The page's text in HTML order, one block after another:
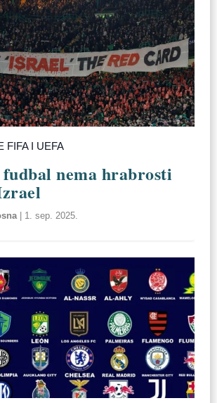
FIFA I UEFA
nema hrabrosti
| 1. sep. 2025.